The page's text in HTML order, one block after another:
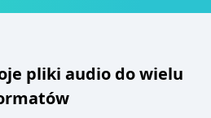
pliki audio do wielu